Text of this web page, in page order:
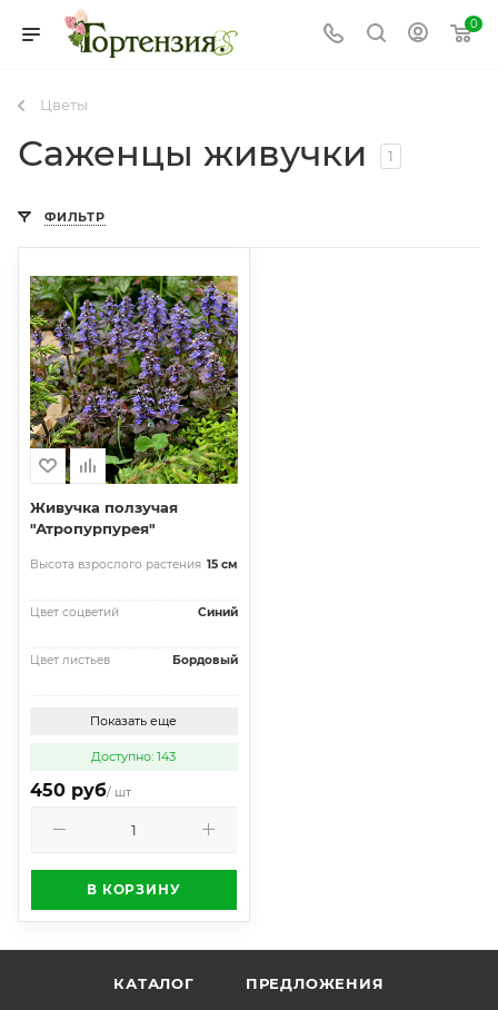
0
Цветы
Саженцы живучки 1
ФИЛЬТР
Живучка ползучая
"Атропурпурея"
Высота взрослого растения 15 см
Цвет соцветий Синий
Цвет листьев Бордовый
Показать еще
Доступно: 143
450 руб/ шт
В КОРЗИНУ
КАТАЛОГ ПРЕДЛОЖЕНИЯ